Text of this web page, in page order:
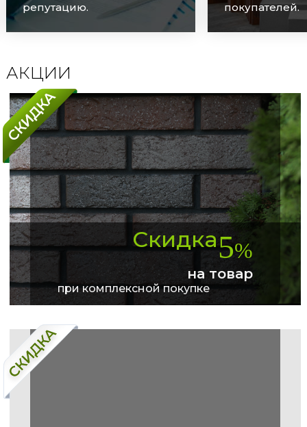
покупателей.
поставок.
АКЦИИ
Скидка5%
на товар
при комплексной покупке